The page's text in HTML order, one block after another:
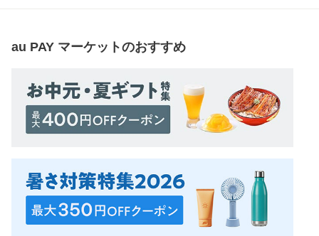
au PAY マーケットのおすすめ